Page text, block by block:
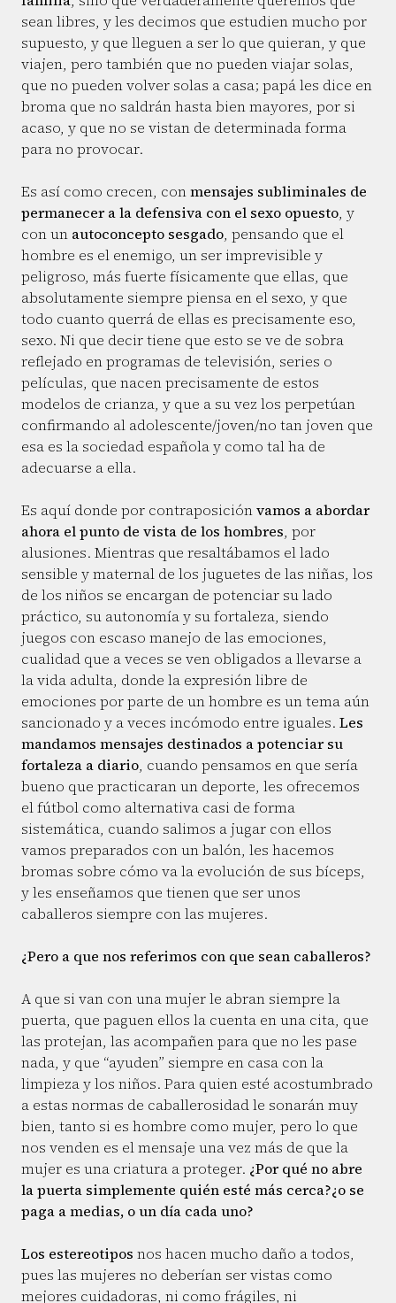
sean libres, y les decimos que estudien mucho por
supuesto, y que lleguen a ser lo que quieran, y que
viajen, pero también que no pueden viajar solas,
que no pueden volver solas a casa; papá les dice en
broma que no saldrán hasta bien mayores, por si
acaso, y que no se vistan de determinada forma
para no provocar.
Es así como crecen, conmensajes subliminales de
permanecer a la defensiva con el sexo opuesto, y
con un autoconcepto sesgado, pensando que el
hombre es el enemigo, un ser imprevisible y
peligroso, más fuerte físicamente que ellas, que
absolutamente siempre piensa en el sexo, y que
todo cuanto querrá de ellas es precisamente eso,
sexo. Ni que decir tiene que esto se ve de sobra
reflejado en programas de televisión, series o
películas, que nacen precisamente de estos
modelos de crianza, y que a su vez los perpetúan
confirmando al adolescente/joven/no tan joven que
esa es la sociedad española y como tal ha de
adecuarse a ella.
Es aquí donde por contraposiciónvamos a abordar
ahora el punto de vista de los hombres, por
alusiones. Mientras que resaltábamos el lado
sensible y maternal de los juguetes de las niñas, los
de los niños se encargan de potenciar su lado
práctico, su autonomía y su fortaleza, siendo
juegos con escaso manejo de las emociones,
cualidad que a veces se ven obligados a llevarse a
la vida adulta, donde la expresión libre de
emociones por parte de un hombre es un tema aún
sancionado y a veces incómodo entre iguales. Les
mandamos mensajes destinados a potenciar su
fortaleza a diario, cuando pensamos en que sería
bueno que practicaran un deporte, les ofrecemos
el fútbol como alternativa casi de forma
sistemática, cuando salimos a jugar con ellos
vamos preparados con un balón, les hacemos
bromas sobre cómo va la evolución de sus bíceps,
y les enseñamos que tienen que ser unos
caballeros siempre con las mujeres.
¿Pero a que nos referimos con que sean caballeros?
A que si van con una mujer le abran siempre la
puerta, que paguen ellos la cuenta en una cita, que
las protejan, las acompañen para que no les pase
nada, y que “ayuden” siempre en casa con la
limpieza y los niños. Para quien esté acostumbrado
a estas normas de caballerosidad le sonarán muy
bien, tanto si es hombre como mujer, pero lo que
nos venden es el mensaje una vez más de que la
mujer es una criatura a proteger. ¿Por qué no abre
la puerta simplemente quién esté más cerca?¿o se
paga a medias, o un día cada uno?
Los estereotipos nos hacen mucho daño a todos,
pues las mujeres no deberían ser vistas como
mejores cuidadoras, ni como frágiles, ni